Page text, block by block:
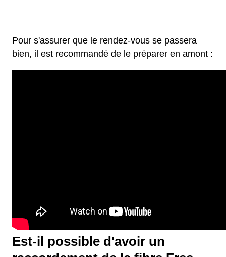
Pour s'assurer que le rendez-vous se passera
bien, il est recommandé de le préparer en amont :
Est-il possible d'avoir un